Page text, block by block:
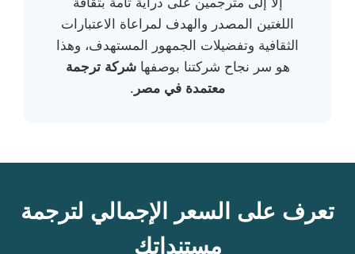
اللغتين المصدر والهدف لمراعاة الاعتبارات
الثقافية وتفضيلات الجمهور المستهدف، وهذا
هو سر نجاح شركتنا بوصفهاشركة ترجمة
معتمدة في مصر .
تعرف على السعر الإجمالي لترجمة
مستنداتك